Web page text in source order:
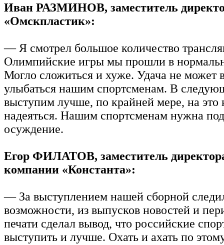
Иван РАЗМИНОВ, заместитель
«Омскпластик»:
— Я смотрел большое количество
Олимпийские игры мы прошли в
Могло сложиться и хуже. Удача не может
улыбаться нашим спортсменам. В
выступим лучше, по крайней мере, на это
надеяться. Нашим спортсменам нужна
осуждение.
Егор ФИЛАТОВ, заместитель
компании «Константа»:
— За выступлением нашей сборной
возможности, из выпусков новостей и
печати сделал вывод, что российские
выступить и лучше. Охать и ахать по